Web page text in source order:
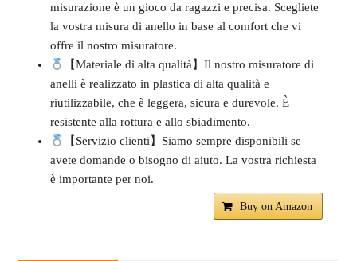
misurazione è un gioco da ragazzi e precisa. Scegliete
la vostra misura di anello in base al comfort che vi
offre il nostro misuratore.
【Materiale di alta qualità】Il nostro misuratore di
anelli è realizzato in plastica di alta qualità e
riutilizzabile, che è leggera, sicura e durevole. È
resistente alla rottura e allo sbiadimento.
【Servizio clienti】Siamo sempre disponibili se
avete domande o bisogno di aiuto. La vostra richiesta
è importante per noi.
Buy on Amazon